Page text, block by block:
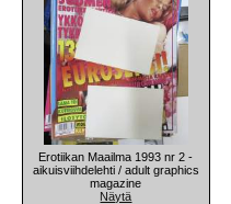
Erotiikan Maailma 1993 nr 2 -
aikuisviihdelehti / adult graphics
magazine
Näytä